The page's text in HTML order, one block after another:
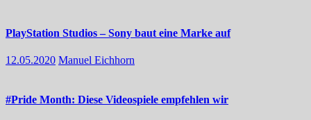
PlayStation Studios – Sony baut eine Marke auf
12.05.2020 Manuel Eichhorn
#Pride Month: Diese Videospiele empfehlen wir